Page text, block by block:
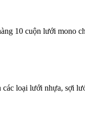
10 cuộn lưới mono
các loại lưới